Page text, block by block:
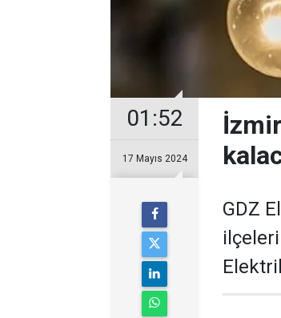
01:52
17 Mayıs 2024
GDZ